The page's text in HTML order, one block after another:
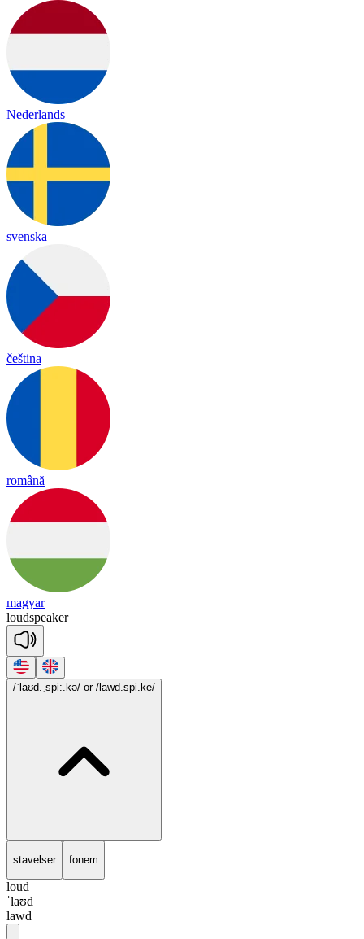
Nederlands
svenska
čeština
română
magyar
loudspeaker
/ˈlaʊd.ˌspi:.kə/ or /lawd.spi.kē/
stavelser fonem
loud
ˈlaʊd
lawd